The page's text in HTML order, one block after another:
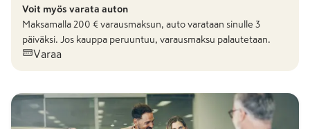
Voit myös varata auton
Maksamalla 200 € varausmaksun, auto varataan sinulle 3
päiväksi. Jos kauppa peruuntuu, varausmaksu palautetaan.
Varaa